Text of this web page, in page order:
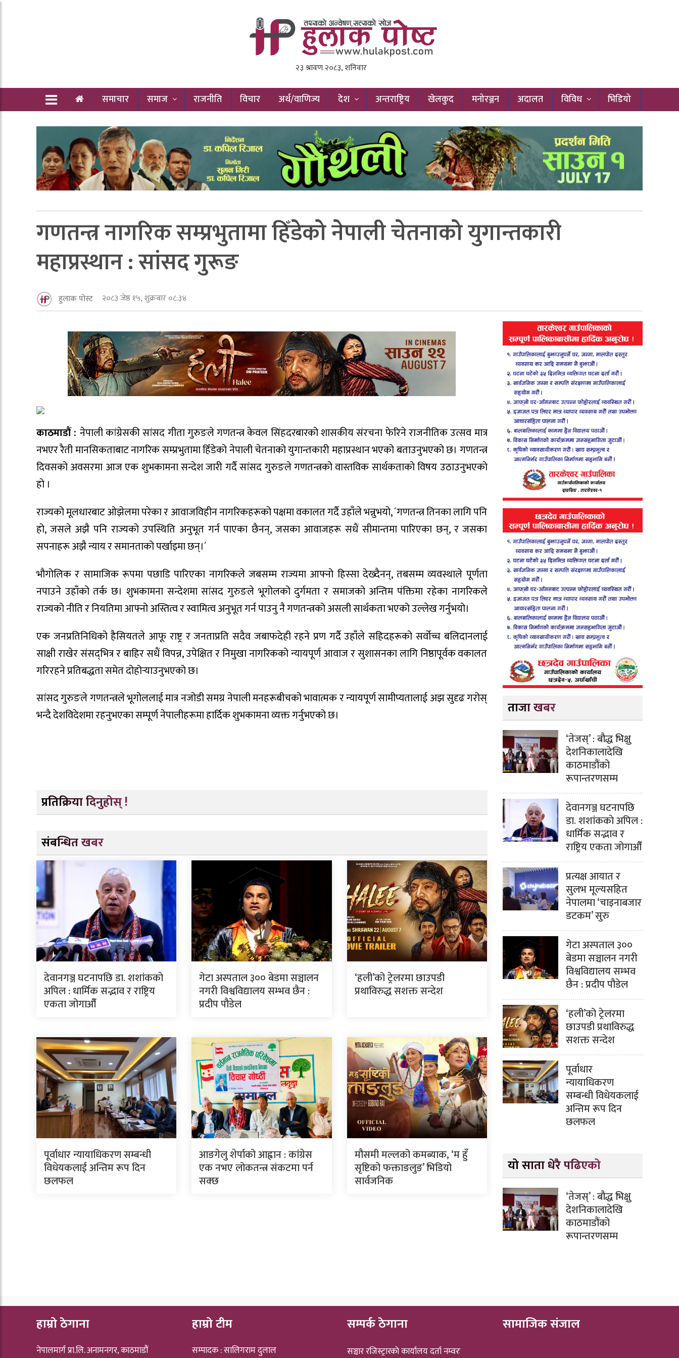
समाचार समाज राजनीति विचार अर्थ/वाणिज्य देश अन्तराष्ट्रिय खेलकुद मनोरञ्जन अदालत विविध भिडियो
गणतन्त्र नागरिक सम्प्रभुतामा हिँडेको नेपाली चेतनाको युगान्तकारी
महाप्रस्थान : सांसद गुरूङ
हुलाक पोस्ट २०८३ जेष्ठ १५, शुक्रबार ०८:३४
काठमाडौं : नेपाली कांग्रेसकी सांसद गीता गुरुङले गणतन्त्र केवल सिंहदरबारको शासकीय संरचना फेरिने राजनीतिक उत्सव मात्र
नभएर रैती मानसिकताबाट नागरिक सम्प्रभुतामा हिँडेको नेपाली चेतनाको युगान्तकारी महाप्रस्थान भएको बताउनुभएको छ। गणतन्त्र
दिवसको अवसरमा आज एक शुभकामना सन्देश जारी गर्दै सांसद गुरुङले गणतन्त्रको वास्तविक सार्थकताकाे विषय उठाउनुभएकाे
हाे ।
राज्यको मूलधारबाट ओझेलमा परेका र आवाजविहीन नागरिकहरूको पक्षमा वकालत गर्दै उहाँले भन्नुभयो, ´गणतन्त्र तिनका लागि पनि
हो, जसले अझै पनि राज्यको उपस्थिति अनुभूत गर्न पाएका छैनन्, जसका आवाजहरू सधैं सीमान्तमा पारिएका छन्, र जसका
सपनाहरू अझै न्याय र समानताको पर्खाइमा छन्।´
भौगोलिक र सामाजिक रूपमा पछाडि पारिएका नागरिकले जबसम्म राज्यमा आफ्नो हिस्सा देख्दैनन्, तबसम्म व्यवस्थाले पूर्णता
नपाउने उहाँको तर्क छ। शुभकामना सन्देशमा सांसद गुरुङले भूगोलको दुर्गमता र समाजको अन्तिम पंक्तिमा रहेका नागरिकले
राज्यको नीति र नियतिमा आफ्नो अस्तित्व र स्वामित्व अनुभूत गर्न पाउनु नै गणतन्त्रको असली सार्थकता भएको उल्लेख गर्नुभयो।
एक जनप्रतिनिधिको हैसियतले आफू राष्ट्र र जनताप्रति सदैव जबाफदेही रहने प्रण गर्दै उहाँले सहिदहरूको सर्वोच्च बलिदानलाई
साक्षी राखेर संसद्‌भित्र र बाहिर सधैं विपन्न, उपेक्षित र निमुखा नागरिकको न्यायपूर्ण आवाज र सुशासनका लागि निष्ठापूर्वक वकालत
गरिरहने प्रतिबद्धता समेत दोहोर्‍याउनुभएको छ।
सांसद गुरुङले गणतन्त्रले भूगोललाई मात्र नजोडी समग्र नेपाली मनहरूबीचको भावात्मक र न्यायपूर्ण सामीप्यतालाई अझ सुदृढ गरोस्
भन्दै देशविदेशमा रहनुभएका सम्पूर्ण नेपालीहरूमा हार्दिक शुभकामना व्यक्त गर्नुभएको छ।
प्रतिक्रिया दिनुहोस् !
संबन्धित खबर
देवानगञ्ज घटनापछि डा. शशांककाे
अपिल : धार्मिक सद्भाव र राष्ट्रिय
एकता जोगाऔँ
गेटा अस्पताल ३०० बेडमा सञ्चालन
नगरी विश्वविद्यालय सम्भव छैन :
प्रदीप पौडेल
‘हली’को ट्रेलरमा छाउपडी
प्रथाविरुद्ध सशक्त सन्देश
पूर्वाधार न्यायाधिकरण सम्बन्धी
विधेयकलाई अन्तिम रूप दिन
छलफल
आङगेलु शेर्पाको आह्वान : कांग्रेस
एक नभए लोकतन्त्र संकटमा पर्न
सक्छ
मौसमी मल्लको कमब्याक, ‘म हुँ
सृष्टिको फक्ताङलुङ’ भिडियो
सार्वजनिक
ताजा खबर
‘तेजस्’ : बौद्ध भिक्षु
देशनिकालादेखि
काठमाडौंको
रूपान्तरणसम्म
देवानगञ्ज घटनापछि
डा. शशांककाे अपिल :
धार्मिक सद्भाव र
राष्ट्रिय एकता जोगाऔँ
प्रत्यक्ष आयात र
सुलभ मूल्यसहित
नेपालमा ‘चाइनाबजार
डटकम’ सुरु
गेटा अस्पताल ३००
बेडमा सञ्चालन नगरी
विश्वविद्यालय सम्भव
छैन : प्रदीप पौडेल
‘हली’को ट्रेलरमा
छाउपडी प्रथाविरुद्ध
सशक्त सन्देश
पूर्वाधार
न्यायाधिकरण
सम्बन्धी विधेयकलाई
अन्तिम रूप दिन
छलफल
यो साता धेरै पढिएको
‘तेजस्’ : बौद्ध भिक्षु
देशनिकालादेखि
काठमाडौंको
रूपान्तरणसम्म
हाम्रो ठेगाना
नेपालमार्ग प्रा.लि. अनामनगर, काठमाडौं
हाम्रो टीम
सम्पादक : सालिगराम दुलाल
सम्पर्क ठेगाना
सञ्चार रजिस्ट्रारकाे कार्यालय दर्ता नम्वरः
सामाजिक संजाल